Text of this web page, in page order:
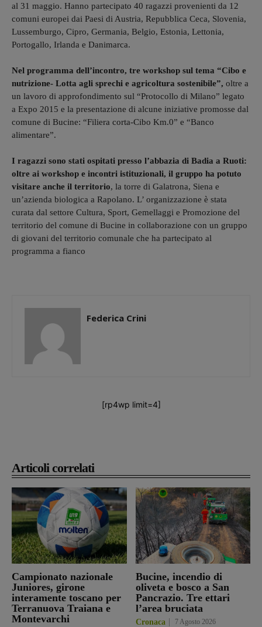
Articoli correlati
Campionato nazionale
Juniores, girone
interamente toscano per
Terranuova Traiana e
Montevarchi
Bucine, incendio di
oliveta e bosco a San
Pancrazio. Tre ettari
l’area bruciata
Cronaca 7 Agosto 2026
al 31 maggio. Hanno partecipato 40 ragazzi provenienti da 12
comuni europei dai Paesi di Austria, Repubblica Ceca, Slovenia,
Lussemburgo, Cipro, Germania, Belgio, Estonia, Lettonia,
Portogallo, Irlanda e Danimarca.
Nel programma dell’incontro, tre workshop sul tema “Cibo e
nutrizione- Lotta agli sprechi e agricoltura sostenibile”, oltre a
un lavoro di approfondimento sul “Protocollo di Milano” legato
a Expo 2015 e la presentazione di alcune iniziative promosse dal
comune di Bucine: “Filiera corta-Cibo Km.0” e “Banco
alimentare”.
I ragazzi sono stati ospitati presso l’abbazia di Badia a Ruoti:
oltre ai workshop e incontri istituzionali, il gruppo ha potuto
visitare anche il territorio, la torre di Galatrona, Siena e
un’azienda biologica a Rapolano. L’ organizzazione è stata
curata dal settore Cultura, Sport, Gemellaggi e Promozione del
territorio del comune di Bucine in collaborazione con un gruppo
di giovani del territorio comunale che ha partecipato al
programma a fianco
Federica Crini
[rp4wp limit=4]